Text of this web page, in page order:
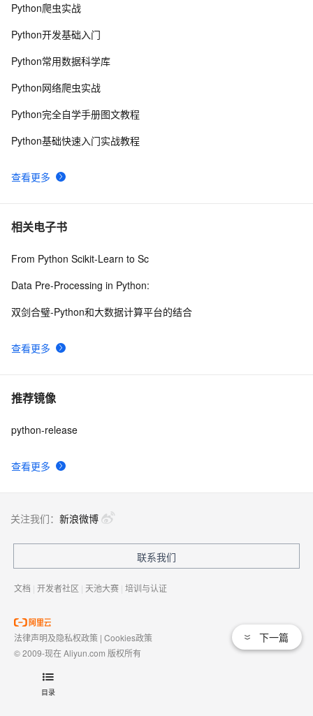
目录
8 Python中的find()和count()方法详解
取二维码里的链接
10python 模块初始
查看更多
Python爬虫实战
Python开发基础入门
Python常用数据科学库
Python网络爬虫实战
Python完全自学手册图文教程
Python基础快速入门实战教程
相关电子书
查看更多
From Python Scikit-Learn to Sc
Data Pre-Processing in Python:
双剑合璧-Python和大数据计算平台的结合
推荐镜像
查看更多
python-release
下一篇
关注我们： 新浪微博
联系我们
文档 | 开发者社区 | 天池大赛 | 培训与认证
法律声明及隐私权政策 | Cookies政策
© 2009-现在 Aliyun.com 版权所有
域名注册服务机构许可：